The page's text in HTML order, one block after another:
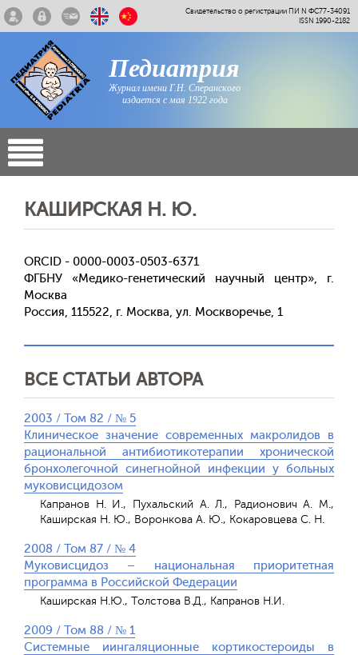
Свидетельство о регистрации ПИ N ФС77-34091
ISSN 1990-2182
Педиатрия
Журнал имени Г.Н. Сперанского
издается с мая 1922 года
КАШИРСКАЯ Н. Ю.
ORCID - 0000-0003-0503-6371
ФГБНУ «Медико-генетический научный центр», г.
Москва
Россия, 115522, г. Москва, ул. Москворечье, 1
ВСЕ СТАТЬИ АВТОРА
2003 / Том 82 / № 5
Клиническое значение современных макролидов в
рациональной антибиотикотерапии хронической
бронхолегочной синегнойной инфекции у больных
муковисцидозом
Капранов Н. И., Пухальский А. Л., Радионович А. М.,
Каширская Н. Ю., Воронкова А. Ю., Кокаровцева С. Н.
2008 / Том 87 / № 4
Муковисцидоз – национальная приоритетная
программа в Российской Федерации
Каширская Н.Ю., Толстова В.Д., Капранов Н.И.
2009 / Том 88 / № 1
Системные иингаляционные кортикостероиды в